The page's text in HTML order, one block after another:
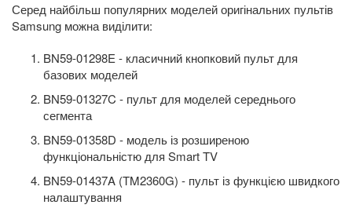
Серед найбільш популярних моделей оригінальних пультів
Samsung можна виділити:
BN59-01298E - класичний кнопковий пульт для
базових моделей
BN59-01327C - пульт для моделей середнього
сегмента
BN59-01358D - модель із розширеною
функціональністю для Smart TV
BN59-01437A (TM2360G) - пульт із функцією швидкого
налаштування